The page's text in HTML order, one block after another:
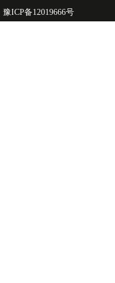
豫ICP备12019666号